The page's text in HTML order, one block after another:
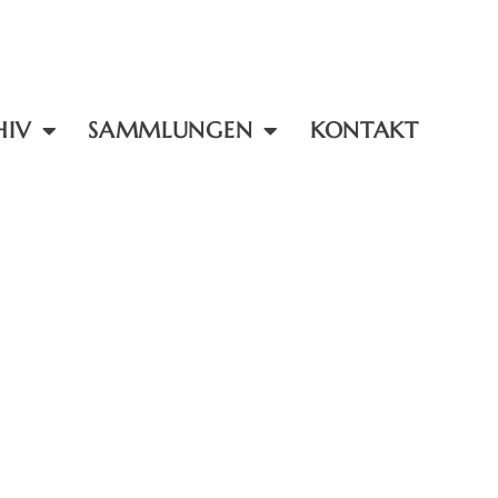
SAMMLUNGEN KONTAKT